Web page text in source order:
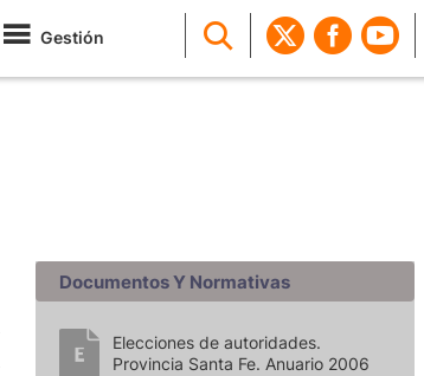
Gestión
Documentos Y Normativas
Elecciones de autoridades.
Provincia Santa Fe. Anuario 2006